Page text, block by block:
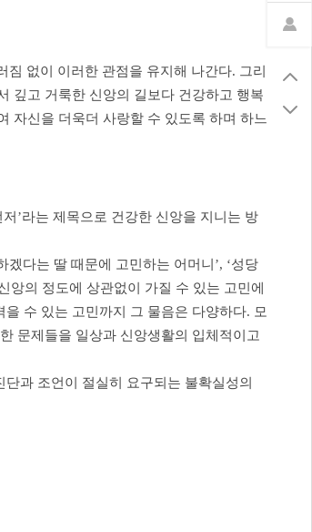
없이 이러한 관점을 유지해 나간다. 그리
깊고 거룩한 신앙의 길보다 건강하고 행복
자신을 더욱더 사랑할 수 있도록 하며 하느
’라는 제목으로 건강한 신앙을 지니는 방
다는 딸 때문에 고민하는 어머니’, ‘성당
앙의 정도에 상관없이 가질 수 있는 고민에
을 수 있는 고민까지 그 물음은 다양하다. 모
문제들을 일상과 신앙생활의 입체적이고
과 조언이 절실히 요구되는 불확실성의